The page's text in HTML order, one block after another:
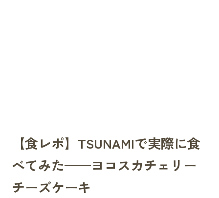
【食レポ】TSUNAMIで実際に食
べてみた——ヨコスカチェリー
チーズケーキ